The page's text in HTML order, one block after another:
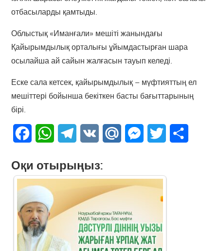
отбасыларды қамтыды.
Облыстық «Иманғали» мешіті жанындағы
Қайырымдылық орталығы ұйымдастырған шара
осылайша ай сайын жалғасын тауып келеді.
Еске сала кетсек, қайырымдылық – мүфтияттың ел
мешіттері бойынша бекіткен басты бағыттарының
бірі.
FacebookWhatsAppTelegram
VK Mail.Ru Messenger
Twitter
Оқи отырыңыз: